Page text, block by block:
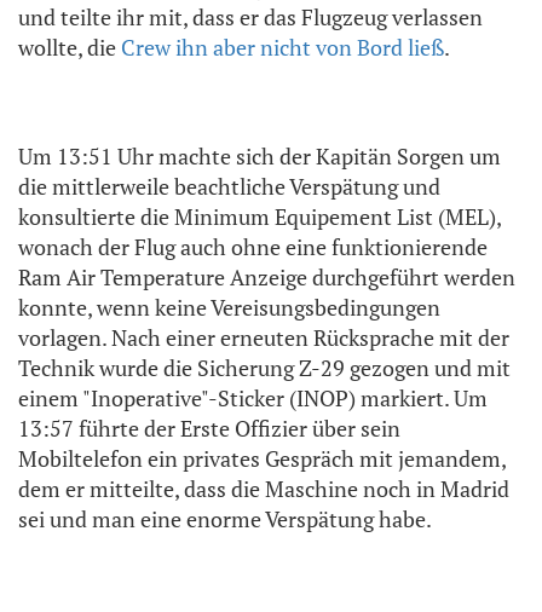
und teilte ihr mit, dass er das Flugzeug verlassen
wollte, die Crew ihn aber nicht von Bord ließ.
Um 13:51 Uhr machte sich der Kapitän Sorgen um
die mittlerweile beachtliche Verspätung und
konsultierte die Minimum Equipement List (MEL),
wonach der Flug auch ohne eine funktionierende
Ram Air Temperature Anzeige durchgeführt werden
konnte, wenn keine Vereisungsbedingungen
vorlagen. Nach einer erneuten Rücksprache mit der
Technik wurde die Sicherung Z-29 gezogen und mit
einem "Inoperative"-Sticker (INOP) markiert. Um
13:57 führte der Erste Offizier über sein
Mobiltelefon ein privates Gespräch mit jemandem,
dem er mitteilte, dass die Maschine noch in Madrid
sei und man eine enorme Verspätung habe.